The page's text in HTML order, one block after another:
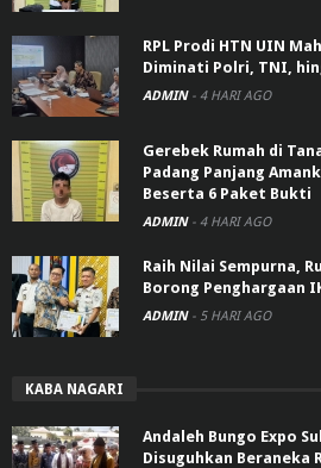
RPL Prodi HTN UIN
Diminati Polri, TNI,
ADMIN - 4 HARI AGO
Gerebek Rumah di
Padang Panjang
Beserta 6 Paket Bukti
ADMIN - 4 HARI AGO
Raih Nilai Sempurna,
Borong Penghargaan
ADMIN - 5 HARI AGO
KABA NAGARI
Andaleh Bungo Expo
Disuguhkan Beraneka